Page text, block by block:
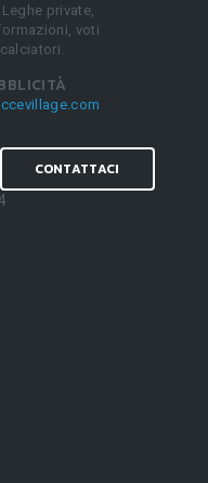
private,
voti
CONTATTACI